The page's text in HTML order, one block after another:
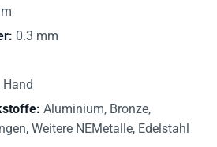
0.3 mm
Hand
Aluminium, Bronze,
Weitere NEMetalle, Edelstahl